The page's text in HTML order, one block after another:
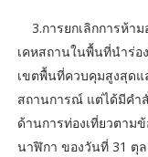
3.การยกเลิกการห้า
เคหสถานในพื้นที่นำร่อ
เขตพื้นที่ควบคุมสูงสุดแ
สถานการณ์ แต่ได้มีคำ
ด้านการท่องเที่ยวตาม
นาฬิกา ของวันที่ 31 ตุ